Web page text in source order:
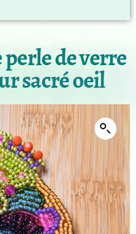
de verre
sacré oeil